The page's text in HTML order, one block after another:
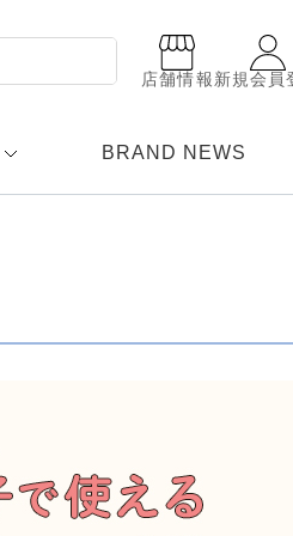
店舗情報新規会員
BRAND NEWS